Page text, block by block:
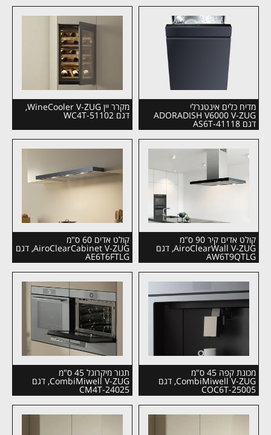
מדיח כלים אינטגרלי
ADORADISH V6000 V-ZUG
דגם AS6T-41118
מקרר יין WineCooler V-ZUG,
דגם WC4T-51102
קולט אדים קיר 90 ס"מ
AiroClearWall V-ZUG, דגם
AW6T9QTLG
קולט אדים 60 ס"מ
AiroClearCabinet V-ZUG, דגם
AE6T6FTLG
מכונת קפה 45 ס"מ
CombiMiwell V-ZUG, דגם
COC6T-25005
תנור מיקרוגל 45 ס"מ
CombiMiwell V-ZUG, דגם
CM4T-24025